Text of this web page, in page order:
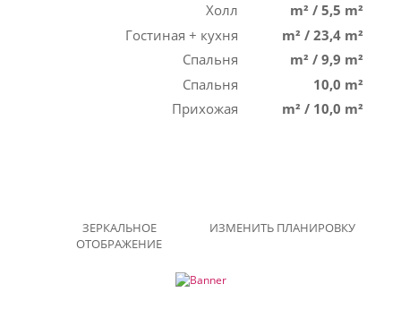
Холл
m² / 5,5 m²
Гостиная + кухня
m² / 23,4 m²
Спальня
m² / 9,9 m²
Спальня
10,0 m²
Прихожая
m² / 10,0 m²
ЗЕРКАЛЬНОЕ
ОТОБРАЖЕНИЕ
ИЗМЕНИТЬ ПЛАНИРОВКУ